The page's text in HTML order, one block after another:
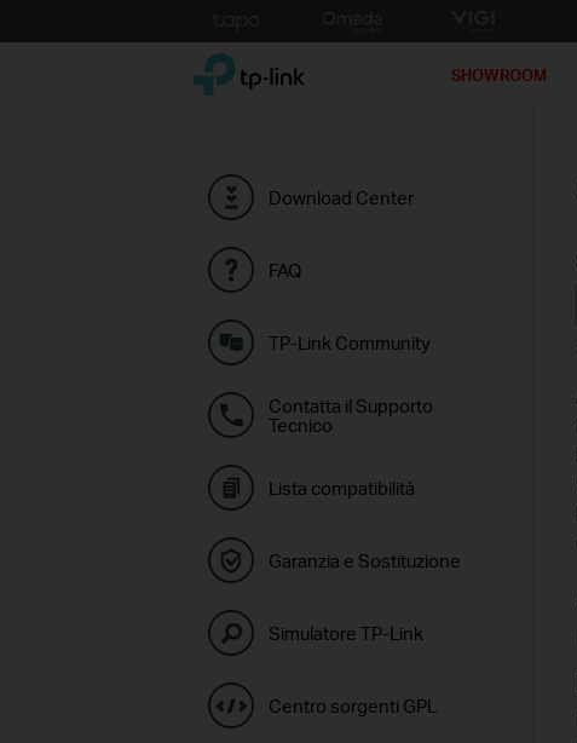
to
TP-Link, Reliably Smart SHOWROOM
Download Center
FAQ
TP-Link Community
Contatta il Supporto
Tecnico
Lista compatibilità
Garanzia e Sostituzione
Simulatore TP-Link
Centro sorgenti GPL